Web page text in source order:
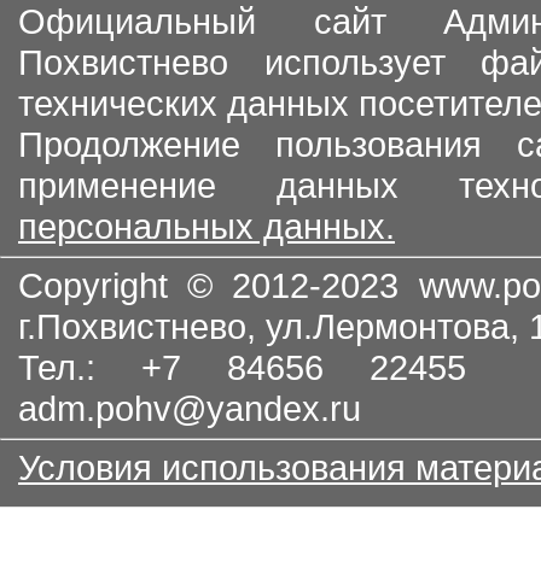
Официальный сайт
Похвистнево использует
технических данных
Продолжение пользования
применение данных
персональных данных.
Copyright © 2012-2023
г.Похвистнево, ул.Лермонтова,
Тел.: +7 84656
adm.pohv@yandex.ru
Условия использования